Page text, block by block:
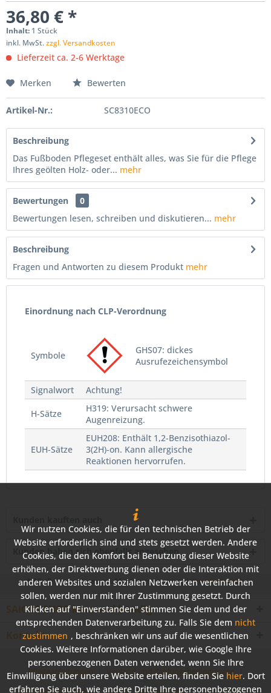
36,80 € *
Inhalt: 1 Stück
inkl. MwSt.zzgl. Versandkosten
Lieferzeit ca. 2-6 Werktage
Merken Bewerten
Artikel-Nr.: SC8310ECO
Beschreibung
Das Fußboden Pflegeset enthält alles, was Sie für die Pflege
Ihres geölten Holz- oder... mehr
Bewertungen
0
Bewertungen lesen, schreiben und diskutieren... mehr
Beschreibung
Fragen und Antworten zu diesem Produkt mehr
Einordnung nach CLP-Verordnung
Symbole
GHS07: dickes
Ausrufezeichensymbol
Signalwort Achtung!
H-Sätze
H319: Verursacht schwere
Augenreizung.
EUH-Sätze
EUH208: Enthält 1,2-Benzisothiazol-
3(2H)-on. Kann allergische
Reaktionen hervorrufen.
Kunden haben sich ebenfalls angesehen
* Alle Preise inkl. gesetzl. Mehrwertsteuer zzgl.Versandkosten
SAICOS SHOP kurz und bündig
Kontakt
Pflegeanleitungen
Versand und Zahlungsbedingungen
Wir nutzen Cookies, die für den technischen Betrieb der
Website erforderlich sind und stets gesetzt werden. Andere
Cookies, die den Komfort bei Benutzung dieser Website
erhöhen, der Direktwerbung dienen oder die Interaktion mit
anderen Websites und sozialen Netzwerken vereinfachen
sollen, werden nur mit Ihrer Zustimmung gesetzt. Durch
Klicken auf "Einverstanden" stimmen Sie dem und der
entsprechenden Datenverarbeitung zu. Falls Sie dem nicht
zustimmen , beschränken wir uns auf die wesentlichen
Cookies. Weitere Informationen darüber, wie Google Ihre
personenbezogenen Daten verwendet, wenn Sie Ihre
Einwilligung über unsere Website erteilen, finden Sie hier. Dort
erfahren Sie auch, wie andere Dritte Ihre personenbezogenen